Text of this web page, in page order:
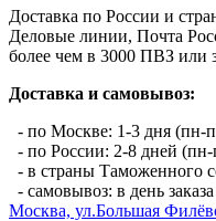
Доставка по России и
Деловые линии, Почта
более чем в 3000 ПВЗ или
Доставка и самовывоз:
- по Москве: 1-3 дня (пн-
- по России: 2-8 дней
- в страны Таможенного
- самовывоз: в день
Москва, ул.Большая